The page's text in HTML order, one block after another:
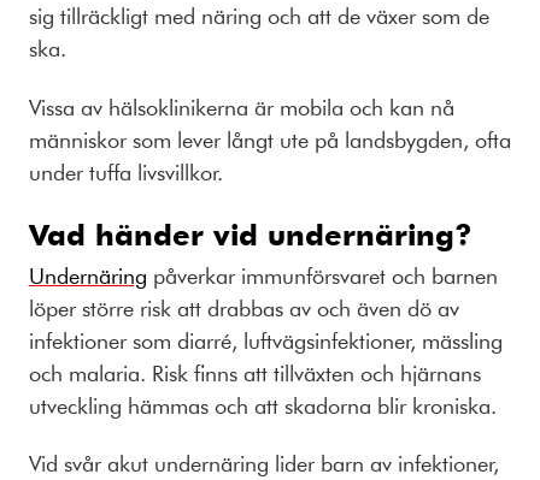
sig tillräckligt med näring och att de växer som de
ska.
Vissa av hälsoklinikerna är mobila och kan nå
människor som lever långt ute på landsbygden, ofta
under tuffa livsvillkor.
Vad händer vid undernäring?
Undernäring påverkar immunförsvaret och barnen
löper större risk att drabbas av och även dö av
infektioner som diarré, luftvägsinfektioner, mässling
och malaria. Risk finns att tillväxten och hjärnans
utveckling hämmas och att skadorna blir kroniska.
Vid svår akut undernäring lider barn av infektioner,